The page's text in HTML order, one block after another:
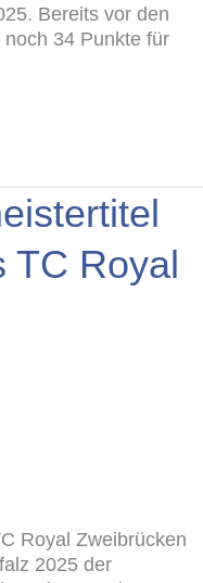
Bereits vor den
34 Punkte für
TC Royal
Royal Zweibrücken
2025 der